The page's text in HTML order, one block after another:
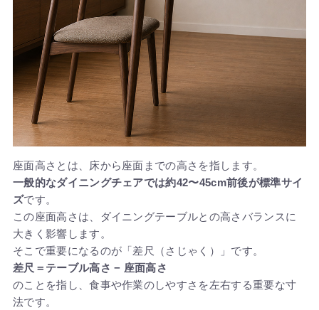
座面高さとは、床から座面までの高さを指します。
一般的なダイニングチェアでは約42〜45cm前後が標準サイ
ズです。
この座面高さは、ダイニングテーブルとの高さバランスに
大きく影響します。
そこで重要になるのが「差尺（さじゃく）」です。
差尺＝テーブル高さ − 座面高さ
のことを指し、食事や作業のしやすさを左右する重要な寸
法です。